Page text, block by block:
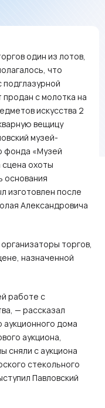
один из лотов,
что
с молотка на
искусства 2
вещицу
музей-
фонда «Музей
охоты
основания
изготовлен после
Александровича
торгов,
назначенной
работе с
— рассказал
дома
аукциона,
сняли с аукциона
стекольного
Павловский